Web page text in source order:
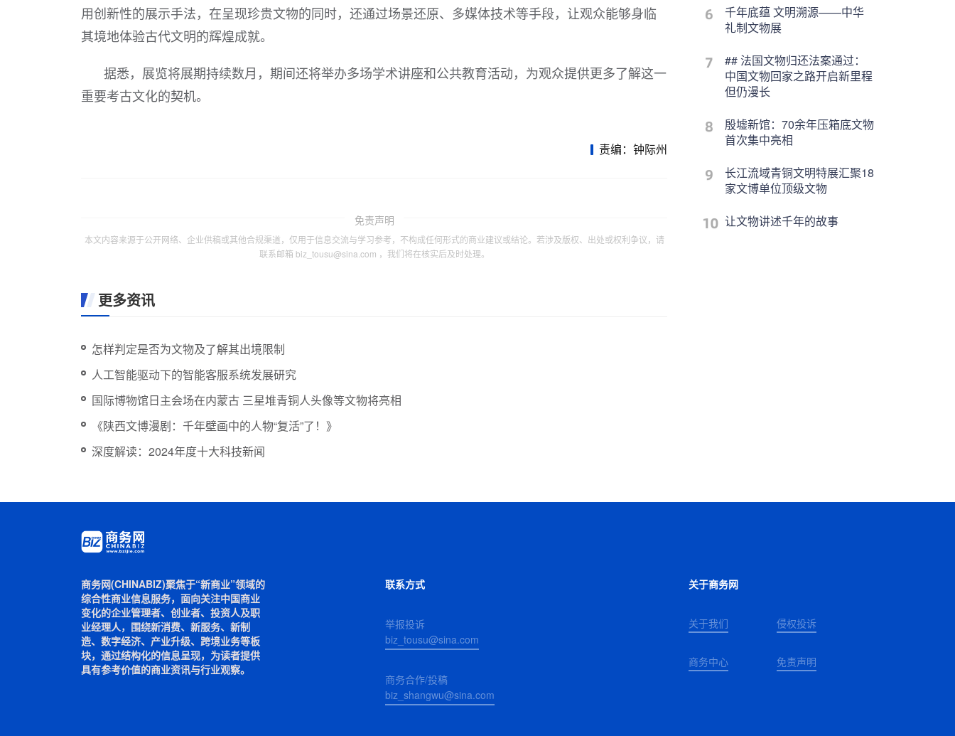
用创新性的展示手法，在呈现珍贵文物的同时，还通过场景还原、多媒体技术等手段，让观众能够身临
其境地体验古代文明的辉煌成就。
据悉，展览将展期持续数月，期间还将举办多场学术讲座和公共教育活动，为观众提供更多了解这一
重要考古文化的契机。
责编：钟际州
免责声明
本文内容来源于公开网络、企业供稿或其他合规渠道，仅用于信息交流与学习参考，不构成任何形式的商业建议或结论。若涉及版权、出处或权利争议，请
联系邮箱 biz_tousu@sina.com ，我们将在核实后及时处理。
更多资讯
怎样判定是否为文物及了解其出境限制
人工智能驱动下的智能客服系统发展研究
国际博物馆日主会场在内蒙古 三星堆青铜人头像等文物将亮相
《陕西文博漫剧：千年壁画中的人物“复活”了！》
深度解读：2024年度十大科技新闻
千年底蕴 文明溯源——中华
礼制文物展
## 法国文物归还法案通过：
中国文物回家之路开启新里程
但仍漫长
殷墟新馆：70余年压箱底文物
首次集中亮相
长江流域青铜文明特展汇聚18
家文博单位顶级文物
让文物讲述千年的故事
商务网(CHINABIZ)聚焦于“新商业”领域的
综合性商业信息服务，面向关注中国商业
变化的企业管理者、创业者、投资人及职
业经理人，围绕新消费、新服务、新制
造、数字经济、产业升级、跨境业务等板
块，通过结构化的信息呈现，为读者提供
具有参考价值的商业资讯与行业观察。
联系方式
举报投诉
biz_tousu@sina.com
商务合作/投稿
biz_shangwu@sina.com
关于商务网
关于我们 侵权投诉
商务中心 免责声明